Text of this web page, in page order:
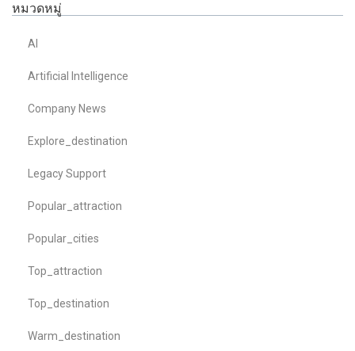
หมวดหมู่
AI
Artificial Intelligence
Company News
Explore_destination
Legacy Support
Popular_attraction
Popular_cities
Top_attraction
Top_destination
Warm_destination